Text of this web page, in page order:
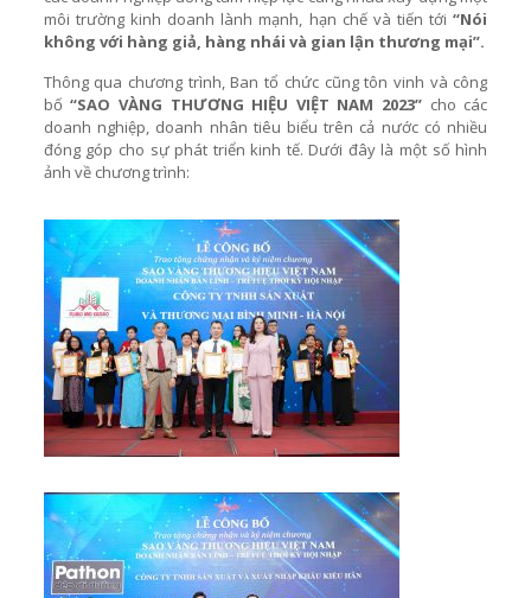
môi trường kinh doanh lành mạnh, hạn chế và tiến tới“Nói
không với hàng giả, hàng nhái và gian lận thương mại”.
Thông qua chương trình, Ban tổ chức cũng tôn vinh và công
bố“SAO VÀNG THƯƠNG HIỆU VIỆT NAM 2023” cho các
doanh nghiệp, doanh nhân tiêu biểu trên cả nước có nhiều
đóng góp cho sự phát triển kinh tế. Dưới đây là một số hình
ảnh về chương trình: